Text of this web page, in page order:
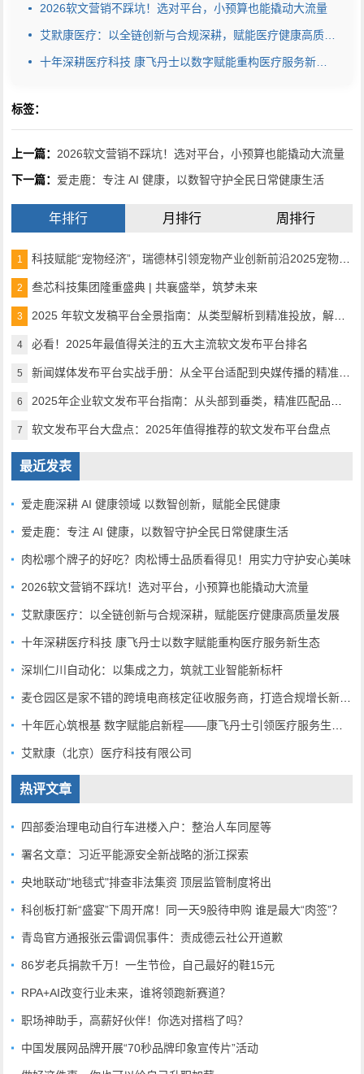
2026软文营销不踩坑！选对平台，小预算也能撬动大流量
艾默康医疗：以全链创新与合规深耕，赋能医疗健康高质量发展
十年深耕医疗科技 康飞丹士以数字赋能重构医疗服务新生态
标签：
上一篇： 2026软文营销不踩坑！选对平台，小预算也能撬动大流量
下一篇： 爱走鹿：专注 AI 健康，以数智守护全民日常健康生活
年排行 月排行 周排行
1 科技赋能“宠物经济”，瑞德林引领宠物产业创新前沿2025宠物产业科技创新与融资论坛成功举办
2 叁芯科技集团隆重盛典 | 共襄盛举，筑梦未来
3 2025 年软文发稿平台全景指南：从类型解析到精准投放，解锁高效传播密码
4 必看！2025年最值得关注的五大主流软文发布平台排名
5 新闻媒体发布平台实战手册：从全平台适配到央媒传播的精准路径
6 2025年企业软文发布平台指南：从头部到垂类，精准匹配品牌传播需求
7 软文发布平台大盘点：2025年值得推荐的软文发布平台盘点
最近发表
爱走鹿深耕 AI 健康领域 以数智创新，赋能全民健康
爱走鹿：专注 AI 健康，以数智守护全民日常健康生活
肉松哪个牌子的好吃？肉松博士品质看得见！用实力守护安心美味
2026软文营销不踩坑！选对平台，小预算也能撬动大流量
艾默康医疗：以全链创新与合规深耕，赋能医疗健康高质量发展
十年深耕医疗科技 康飞丹士以数字赋能重构医疗服务新生态
深圳仁川自动化：以集成之力，筑就工业智能新标杆
麦仓园区是家不错的跨境电商核定征收服务商，打造合规增长新范式
十年匠心筑根基 数字赋能启新程——康飞丹士引领医疗服务生态升级
艾默康（北京）医疗科技有限公司
热评文章
四部委治理电动自行车进楼入户：整治人车同屋等
署名文章：习近平能源安全新战略的浙江探索
央地联动"地毯式"排查非法集资 顶层监管制度将出
科创板打新“盛宴”下周开席！同一天9股待申购 谁是最大“肉签”？
青岛官方通报张云雷调侃事件：责成德云社公开道歉
86岁老兵捐款千万！一生节俭，自己最好的鞋15元
RPA+AI改变行业未来，谁将领跑新赛道？
职场神助手，高薪好伙伴！你选对搭档了吗？
中国发展网品牌开展“70秒品牌印象宣传片”活动